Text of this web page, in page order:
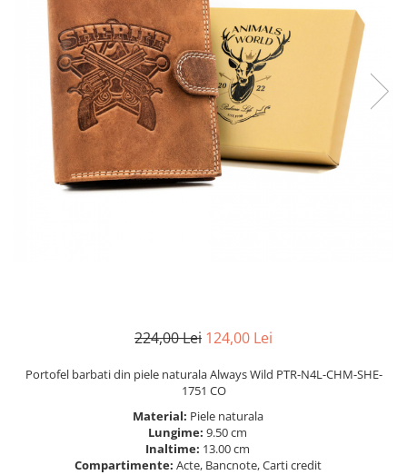
224,00 Lei 124,00 Lei
Portofel barbati din piele naturala Always Wild PTR-N4L-CHM-SHE-
1751 CO
Material: Piele naturala
Lungime: 9.50 cm
Inaltime: 13.00 cm
Compartimente: Acte, Bancnote, Carti credit